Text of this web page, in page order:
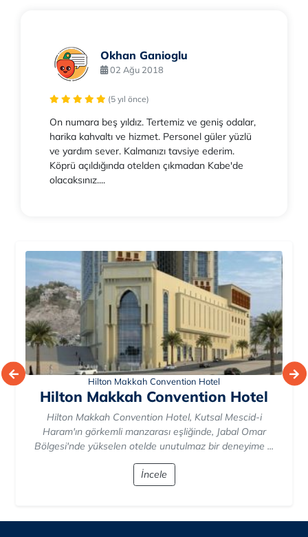
Okhan Ganioglu
02 Ağu 2018
(5 yıl önce)
On numara beş yıldız. Tertemiz ve geniş odalar,
harika kahvaltı ve hizmet. Personel güler yüzlü
ve yardım sever. Kalmanızı tavsiye ederim.
Köprü açıldığında otelden çıkmadan Kabe'de
olacaksınız....
Hilton Suites Makkah
Hilton Suites Makkah
Hilton Suites Makkah, Mekke'nin kalbinde yükselen Hilton
Suite Makkah, muhteşem Mescid-i Haram manzarasıyla
göz kamaştırıyor. Modern tasarımıyla konforu ...
İncele